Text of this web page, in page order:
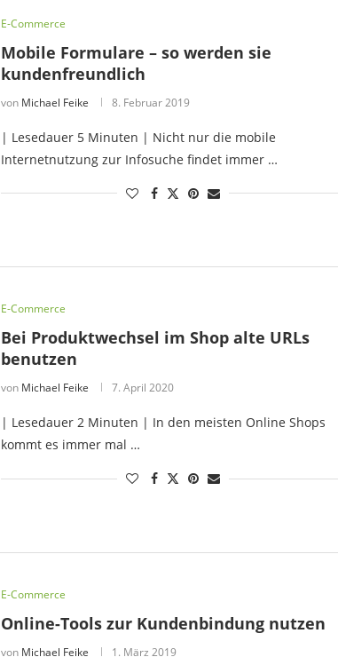
E-Commerce
Mobile Formulare – so werden sie
kundenfreundlich
von Michael Feike 8. Februar 2019
| Lesedauer 5 Minuten | Nicht nur die mobile
Internetnutzung zur Infosuche findet immer …
E-Commerce
Bei Produktwechsel im Shop alte URLs
benutzen
von Michael Feike 7. April 2020
| Lesedauer 2 Minuten | In den meisten Online Shops
kommt es immer mal …
E-Commerce
Online-Tools zur Kundenbindung nutzen
von Michael Feike 1. März 2019